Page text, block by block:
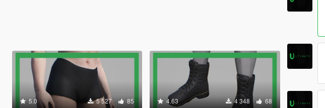
5.0 5 527 85 4.63 4 348 68